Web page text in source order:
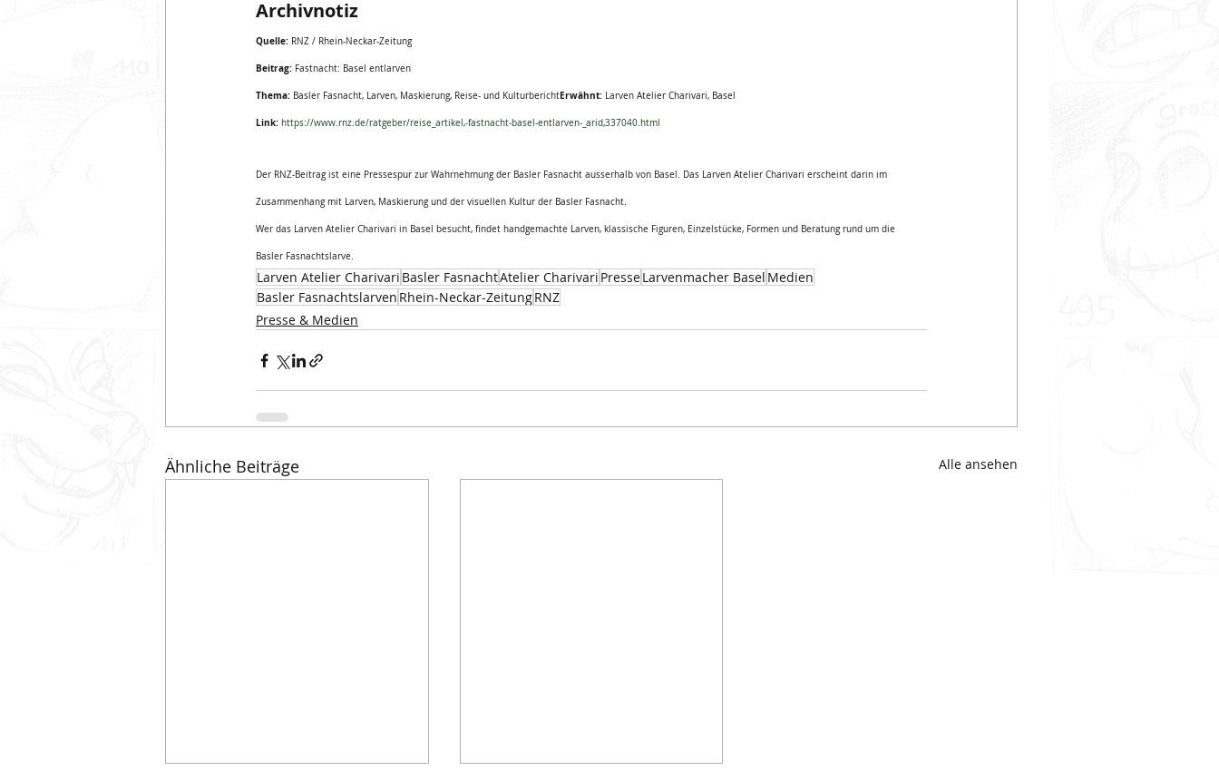
Archivnotiz
Quelle: RNZ / Rhein-Neckar-Zeitung
Beitrag: Fastnacht: Basel entlarven
Thema: Basler Fasnacht, Larven, Maskierung, Reise- und KulturberichtErwähnt: Larven Atelier Charivari, Basel
Link: https://www.rnz.de/ratgeber/reise_artikel,-fastnacht-basel-entlarven-_arid,337040.html
Der RNZ-Beitrag ist eine Pressespur zur Wahrnehmung der Basler Fasnacht ausserhalb von Basel. Das Larven Atelier Charivari erscheint darin im
Zusammenhang mit Larven, Maskierung und der visuellen Kultur der Basler Fasnacht.
Wer das Larven Atelier Charivari in Basel besucht, findet handgemachte Larven, klassische Figuren, Einzelstücke, Formen und Beratung rund um die
Basler Fasnachtslarve.
Larven Atelier Charivari Basler FasnachtAtelier Charivari PresseLarvenmacher Basel Medien
Basler Fasnachtslarven Rhein-Neckar-ZeitungRNZ
Presse & Medien
Ähnliche Beiträge Alle ansehen